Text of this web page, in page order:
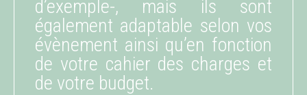
d’exemple-, mais ils sont
également adaptable selon vos
évènement ainsi qu’en fonction
de votre cahier des charges et
de votre budget.